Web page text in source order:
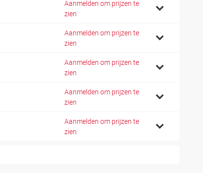
Aanmelden om prijzen te
zien
Aanmelden om prijzen te
zien
Aanmelden om prijzen te
zien
Aanmelden om prijzen te
zien
Aanmelden om prijzen te
zien